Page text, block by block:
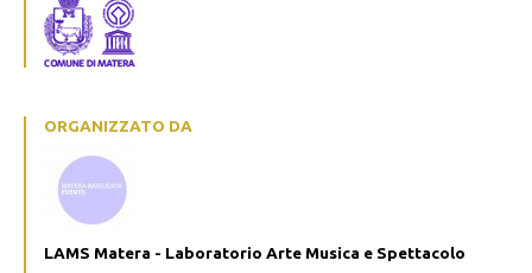
ORGANIZZATO DA
LAMS Matera - Laboratorio Arte Musica e Spettacolo